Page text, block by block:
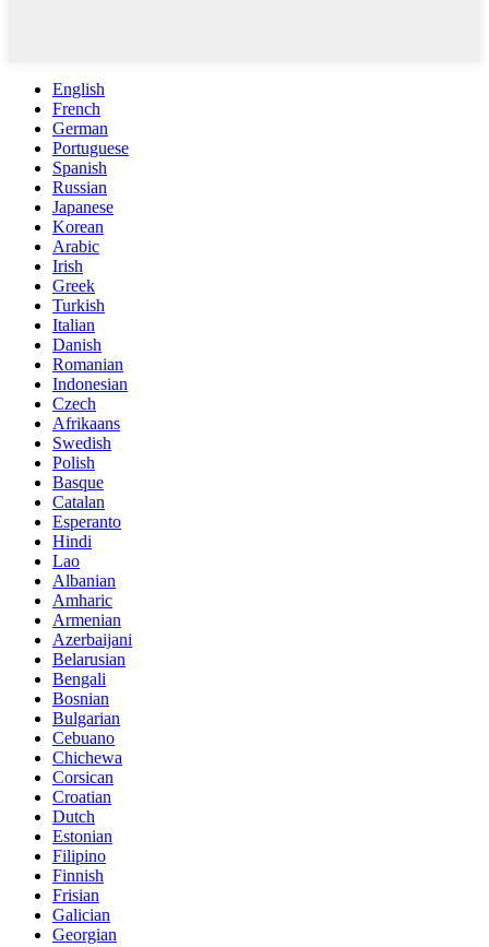
English
French
German
Portuguese
Spanish
Russian
Japanese
Korean
Arabic
Irish
Greek
Turkish
Italian
Danish
Romanian
Indonesian
Czech
Afrikaans
Swedish
Polish
Basque
Catalan
Esperanto
Hindi
Lao
Albanian
Amharic
Armenian
Azerbaijani
Belarusian
Bengali
Bosnian
Bulgarian
Cebuano
Chichewa
Corsican
Croatian
Dutch
Estonian
Filipino
Finnish
Frisian
Galician
Georgian